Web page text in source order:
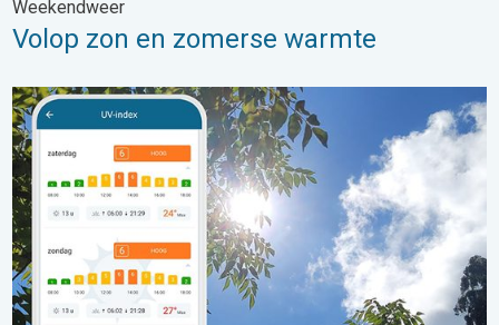
Weekendweer
Volop zon en zomerse warmte
Zonkracht blijft hoog. Ondanks aangename lucht. . . zaterdag